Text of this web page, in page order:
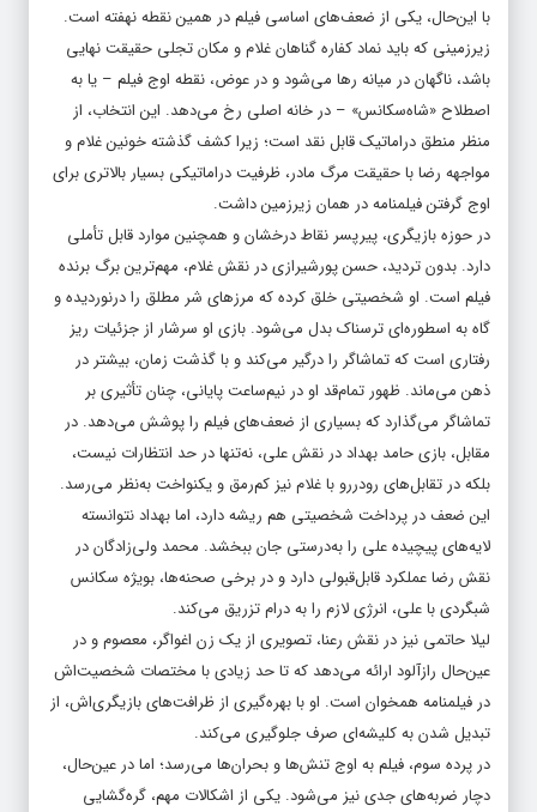
با این‌حال، یکی از ضعف‌های اساسی فیلم در همین نقطه نهفته است.
زیرزمینی که باید نماد کفاره گناهان غلام و مکان تجلی حقیقت نهایی
باشد، ناگهان در میانه رها می‌شود و در عوض، نقطه اوج فیلم – یا به
اصطلاح «شاه‌سکانس» – در خانه‌ اصلی رخ می‌دهد. این انتخاب، از
منظر منطق دراماتیک قابل نقد است؛ زیرا کشف گذشته‌ خونین غلام و
مواجهه‌ رضا با حقیقت مرگ مادر، ظرفیت دراماتیکی بسیار بالاتری برای
اوج گرفتن فیلمنامه در همان زیرزمین داشت.
در حوزه بازیگری، پیرپسر نقاط درخشان و همچنین موارد قابل تأملی
دارد. بدون تردید، حسن پورشیرازی در نقش غلام، مهم‌ترین برگ برنده
فیلم است. او شخصیتی خلق کرده که مرزهای شر مطلق را درنوردیده و
گاه به اسطوره‌ای ترسناک بدل می‌شود. بازی او سرشار از جزئیات ریز
رفتاری است که تماشاگر را درگیر می‌کند و با گذشت زمان، بیشتر در
ذهن می‌ماند. ظهور تمام‌قد او در نیم‌ساعت پایانی، چنان تأثیری بر
تماشاگر می‌گذارد که بسیاری از ضعف‌های فیلم را پوشش می‌دهد. در
مقابل، بازی حامد بهداد در نقش علی، نه‌تنها در حد انتظارات نیست،
بلکه در تقابل‌های رو‌در‌رو با غلام نیز کم‌رمق و یکنواخت به‌نظر می‌رسد.
این ضعف در پرداخت شخصیتی هم ریشه دارد، اما بهداد نتوانسته
لایه‌های پیچیده علی را به‌درستی جان ببخشد. محمد ولی‌زادگان در
نقش رضا عملکرد قابل‌قبولی دارد و در برخی صحنه‌ها، بویژه سکانس
شبگردی با علی، انرژی لازم را به درام تزریق می‌کند.
لیلا حاتمی نیز در نقش رعنا، تصویری از یک زن اغواگر، معصوم و در
عین‌حال رازآلود ارائه می‌دهد که تا حد زیادی با مختصات شخصیت‌اش
در فیلمنامه همخوان است. او با بهره‌گیری از ظرافت‌های بازیگری‌اش، از
تبدیل شدن به کلیشه‌ای صرف جلوگیری می‌کند.
در پرده سوم، فیلم به اوج تنش‌ها و بحران‌ها می‌رسد؛ اما در عین‌حال،
دچار ضربه‌های جدی نیز می‌شود. یکی از اشکالات مهم، گره‌گشایی